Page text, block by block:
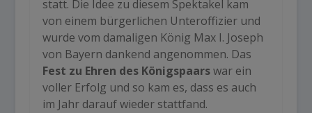
statt. Die Idee zu diesem Spektakel kam
von einem bürgerlichen Unteroffizier und
wurde vom damaligen König Max I. Joseph
von Bayern dankend angenommen. Das
Fest zu Ehren des Königspaarswar ein
voller Erfolg und so kam es, dass es auch
im Jahr darauf wieder stattfand.